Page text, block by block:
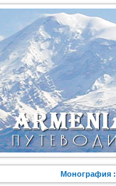
Монография